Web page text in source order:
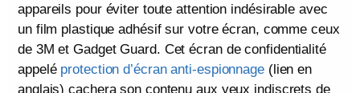
appareils pour éviter toute attention indésirable avec
un film plastique adhésif sur votre écran, comme ceux
de 3M et Gadget Guard. Cet écran de confidentialité
appelé protection d’écran anti-espionnage(lien en
anglais) cachera son contenu aux yeux indiscrets de